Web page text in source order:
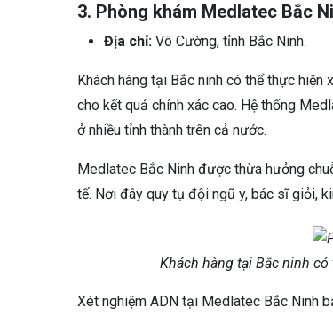
3. Phòng khám Medlatec Bắc
Địa chỉ: Võ Cường, tỉnh Bắc Ninh.
Khách hàng tại Bắc ninh có thể thực
cho kết quả chính xác cao. Hệ thống
ở nhiều tỉnh thành trên cả nước.
Medlatec Bắc Ninh được thừa hưởng
tế. Nơi đây quy tụ đội ngũ y, bác sĩ giỏi,
Khách hàng tại Bắc ninh
Xét nghiệm ADN tại Medlatec Bắc Ninh